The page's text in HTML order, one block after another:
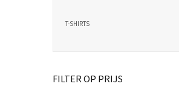
T-SHIRTS
FILTER OP PRIJS